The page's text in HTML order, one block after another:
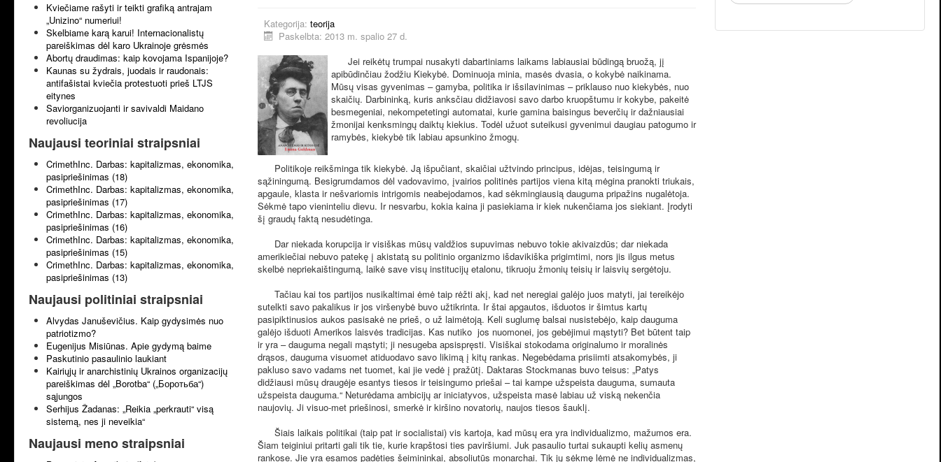
Kviečiame rašyti ir teikti grafiką antrajam
„Unizino“ numeriui!
Skelbiame karą karui! Internacionalistų
pareiškimas dėl karo Ukrainoje grėsmės
Abortų draudimas: kaip kovojama Ispanijoje?
Kaunas su žydrais, juodais ir raudonais:
antifašistai kviečia protestuoti prieš LTJS
eitynes
Saviorganizuojanti ir savivaldi Maidano
revoliucija
Naujausi teoriniai straipsniai
CrimethInc. Darbas: kapitalizmas, ekonomika,
pasipriešinimas (18)
CrimethInc. Darbas: kapitalizmas, ekonomika,
pasipriešinimas (17)
CrimethInc. Darbas: kapitalizmas, ekonomika,
pasipriešinimas (16)
CrimethInc. Darbas: kapitalizmas, ekonomika,
pasipriešinimas (15)
CrimethInc. Darbas: kapitalizmas, ekonomika,
pasipriešinimas (13)
Naujausi politiniai straipsniai
Alvydas Januševičius. Kaip gydysimės nuo
patriotizmo?
Eugenijus Misiūnas. Apie gydymą baime
Paskutinio pasaulinio laukiant
Kairiųjų ir anarchistinių Ukrainos organizacijų
pareiškimas dėl „Borotba“ („Боротьба“)
sąjungos
Serhijus Žadanas: „Reikia „perkrauti“ visą
sistemą, nes ji neveikia“
Naujausi meno straipsniai
Kategorija: teorija
Paskelbta: 2013 m. spalio 27 d.
Jei reikėtų trumpai nusakyti dabartiniams laikams labiausiai būdingą bruožą, jį
apibūdinčiau žodžiu Kiekybė. Dominuoja minia, masės dvasia, o kokybė naikinama.
Mūsų visas gyvenimas – gamyba, politika ir išsilavinimas – priklauso nuo kiekybės, nuo
skaičių. Darbininką, kuris anksčiau didžiavosi savo darbo kruopštumu ir kokybe, pakeitė
besmegeniai, nekompetetingi automatai, kurie gamina baisingus beverčių ir dažniausiai
žmonijai kenksmingų daiktų kiekius. Todėl užuot suteikusi gyvenimui daugiau patogumo ir
ramybės, kiekybė tik labiau apsunkino žmogų.
Politikoje reikšminga tik kiekybė. Ją išpučiant, skaičiai užtvindo principus, idėjas, teisingumą ir
sąžiningumą. Besigrumdamos dėl vadovavimo, įvairios politinės partijos viena kitą mėgina pranokti triukais,
apgaule, klasta ir nešvariomis intrigomis neabejodamos, kad sėkmingiausią dauguma pripažins nugalėtoja.
Sėkmė tapo vieninteliu dievu. Ir nesvarbu, kokia kaina ji pasiekiama ir kiek nukenčiama jos siekiant. Įrodyti
šį graudų faktą nesudėtinga.
Dar niekada korupcija ir visiškas mūsų valdžios supuvimas nebuvo tokie akivaizdūs; dar niekada
amerikiečiai nebuvo patekę į akistatą su politinio organizmo išdavikiška prigimtimi, nors jis ilgus metus
skelbė nepriekaištingumą, laikė save visų institucijų etalonu, tikruoju žmonių teisių ir laisvių sergėtoju.
Tačiau kai tos partijos nusikaltimai ėmė taip rėžti akį, kad net neregiai galėjo juos matyti, jai tereikėjo
sutelkti savo pakalikus ir jos viršenybė buvo užtikrinta. Ir štai apgautos, išduotos ir šimtus kartų
pasipiktinusios aukos pasisakė ne prieš, o už laimėtoją. Keli suglumę balsai nusistebėjo, kaip dauguma
galėjo išduoti Amerikos laisvės tradicijas. Kas nutiko jos nuomonei, jos gebėjimui mąstyti? Bet būtent taip
ir yra – dauguma negali mąstyti; ji nesugeba apsispręsti. Visiškai stokodama originalumo ir moralinės
drąsos, dauguma visuomet atiduodavo savo likimą į kitų rankas. Negebėdama prisiimti atsakomybės, ji
pakluso savo vadams net tuomet, kai jie vedė į pražūtį. Daktaras Stockmanas buvo teisus: „Patys
didžiausi mūsų draugėje esantys tiesos ir teisingumo priešai – tai kampe užspeista dauguma, sumauta
užspeista dauguma.“ Neturėdama ambicijų ar iniciatyvos, užspeista masė labiau už viską nekenčia
naujovių. Ji visuo-met priešinosi, smerkė ir kiršino novatorių, naujos tiesos šauklį.
Šiais laikais politikai (taip pat ir socialistai) vis kartoja, kad mūsų era yra individualizmo, mažumos era.
Šiam teiginiui pritarti gali tik tie, kurie krapštosi ties paviršiumi. Juk pasaulio turtai sukaupti kelių asmenų
rankose. Jie yra esamos padėties šeimininkai, absoliutūs monarchai. Tik jų sėkmę lėmė ne individualizmas,